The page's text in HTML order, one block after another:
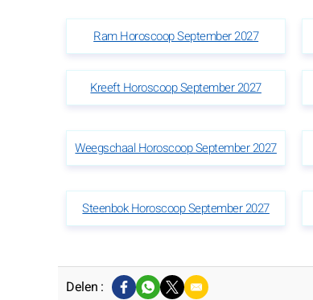
Ram Horoscoop September 2027
Kreeft Horoscoop September 2027
Weegschaal Horoscoop September 2027
Steenbok Horoscoop September 2027
Delen :